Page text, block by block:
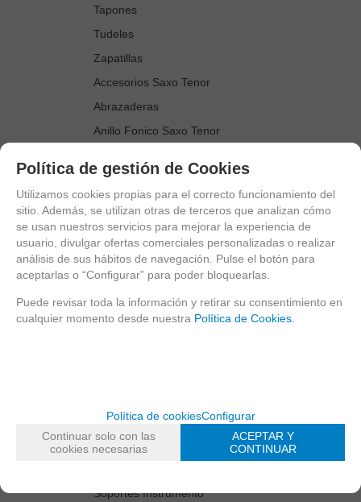
Tapones
Tudeles
Zapatillas
Accesorios Saxo Tenor
Abrazaderas
Anillo Fonico Saxo Tenor
Boquillas
Boquilleros
Cañas
Cortacañas
Deflector Saxo Tenor
Estuches Guardacañas
Limpiadores
Protectores Boquilla
Soportes Instrumento
Política de gestión de Cookies
Utilizamos cookies propias para el correcto funcionamiento del
sitio. Además, se utilizan otras de terceros que analizan cómo
se usan nuestros servicios para mejorar la experiencia de
usuario, divulgar ofertas comerciales personalizadas o realizar
análisis de sus hábitos de navegación. Pulse el botón para
aceptarlas o “Configurar” para poder bloquearlas.
Puede revisar toda la información y retirar su consentimiento en
cualquier momento desde nuestra Política de Cookies.
Política de cookiesConfigurar
Continuar solo con las
cookies necesarias
ACEPTAR Y
CONTINUAR